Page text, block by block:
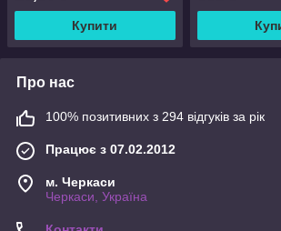
Купити
Про нас
100% позитивних з 294 відгуків за рік
Працює з 07.02.2012
м. Черкаси
Черкаси, Україна